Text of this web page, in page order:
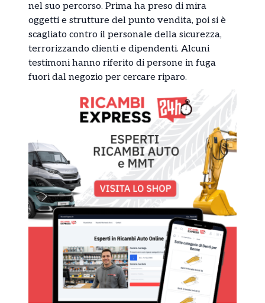
nel suo percorso. Prima ha preso di mira
oggetti e strutture del punto vendita, poi si è
scagliato contro il personale della sicurezza,
terrorizzando clienti e dipendenti. Alcuni
testimoni hanno riferito di persone in fuga
fuori dal negozio per cercare riparo.